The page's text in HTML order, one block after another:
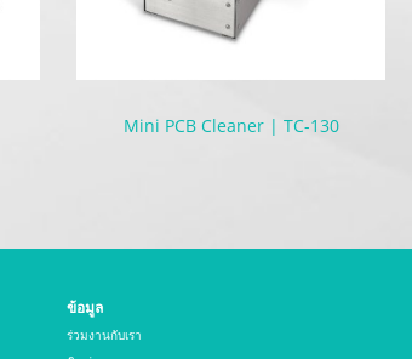
Mini PCB Cleaner | TC-130
ข้อมูล
ร่วมงานกับเรา